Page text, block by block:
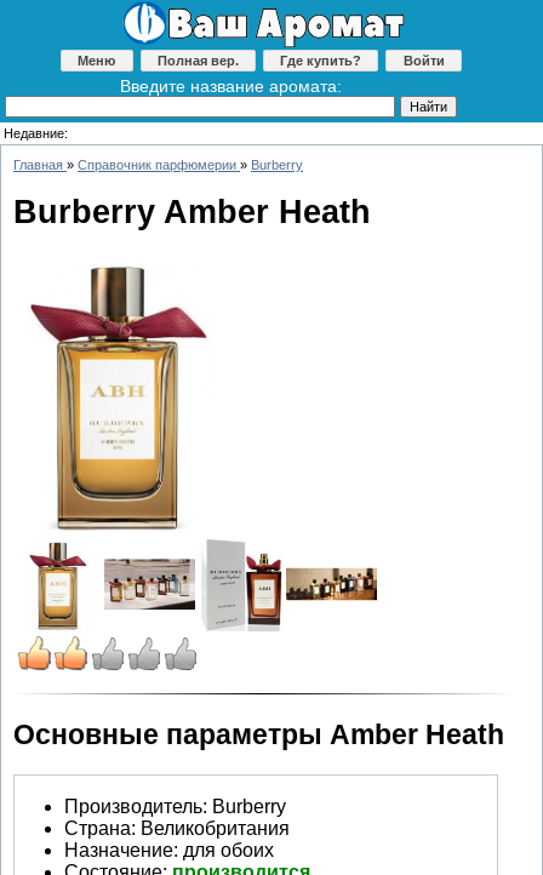
Меню Полная вер. Где купить? Войти
Введите название аромата:
Недавние:
Главная » Справочник парфюмерии » Burberry
Burberry Amber Heath
Основные параметры Amber Heath
Производитель: Burberry
Страна: Великобритания
Назначение: для обоих